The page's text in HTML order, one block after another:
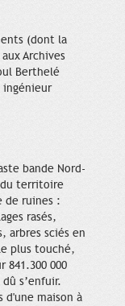
(dont la
Archives
Berthelé
ingénieur
bande Nord-
du territoire
de ruines :
rasés,
arbres sciés en
plus touché,
841.300 000
s’enfuir.
maison à